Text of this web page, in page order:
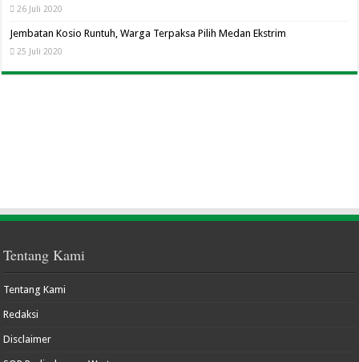
26 Juli 2020
Jembatan Kosio Runtuh, Warga Terpaksa Pilih Medan Ekstrim
25 Juli 2020
Tentang Kami
Tentang Kami
Redaksi
Disclaimer